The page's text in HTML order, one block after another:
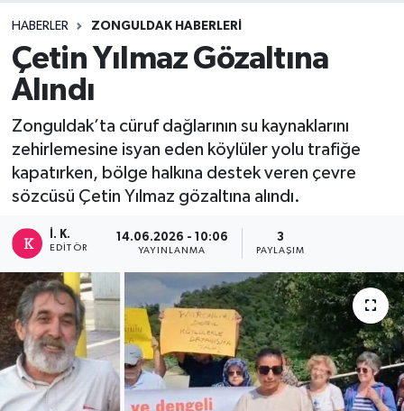
HABERLER ZONGULDAK HABERLERI
Çetin Yılmaz Gözaltına
Alındı
Zonguldak’ta cüruf dağlarının su kaynaklarını
zehirlemesine isyan eden köylüler yolu trafiğe
kapatırken, bölge halkına destek veren çevre
sözcüsü Çetin Yılmaz gözaltına alındı.
İ. K.
EDITÖR
14.06.2026 - 10:06
YAYINLANMA
3
PAYLAŞIM
DEVREK
DÜZCE
EREĞLİ
GÖKÇEBEY